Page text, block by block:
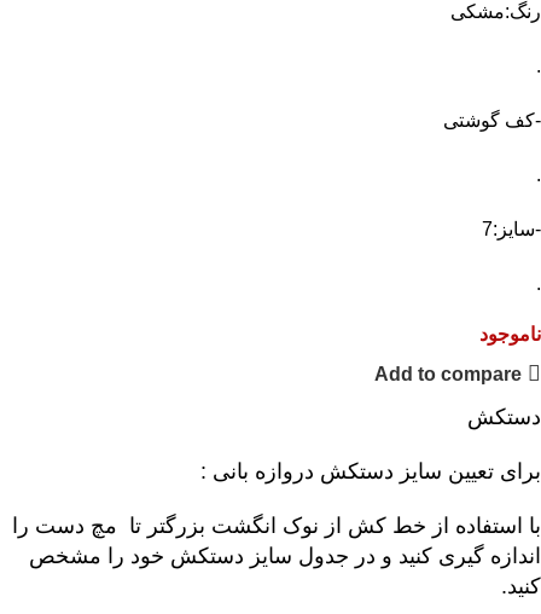
رنگ:مشکی
.
-کف گوشتی
.
-سایز:7
.
ناموجود
Add to compare
دستکش
برای تعیین سایز دستکش دروازه بانی :
با استفاده از خط کش از نوک انگشت بزرگتر تا مچ دست را
اندازه گیری کنید و در جدول سایز دستکش خود را مشخص
کنید.